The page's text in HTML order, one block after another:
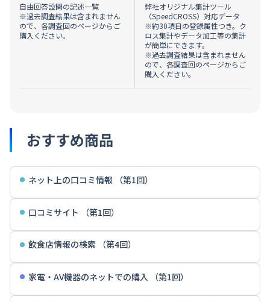
自由回答設問の記述一覧
※過去調査結果は含まれません
ので、各調査回のページからご
購入ください。
弊社オリジナル集計ツール
（SpeedCROSS）対応データ
※約30項目の登録属性つき。ク
ロス集計やデータ加工等の集計
が簡単にできます。
※過去調査結果は含まれません
ので、各調査回のページからご
購入ください。
おすすめ商品
ネット上の口コミ情報 （第1回）
口コミサイト （第1回）
飲食店情報の検索 （第4回）
家電・AV機器のネットでの購入 （第1回）